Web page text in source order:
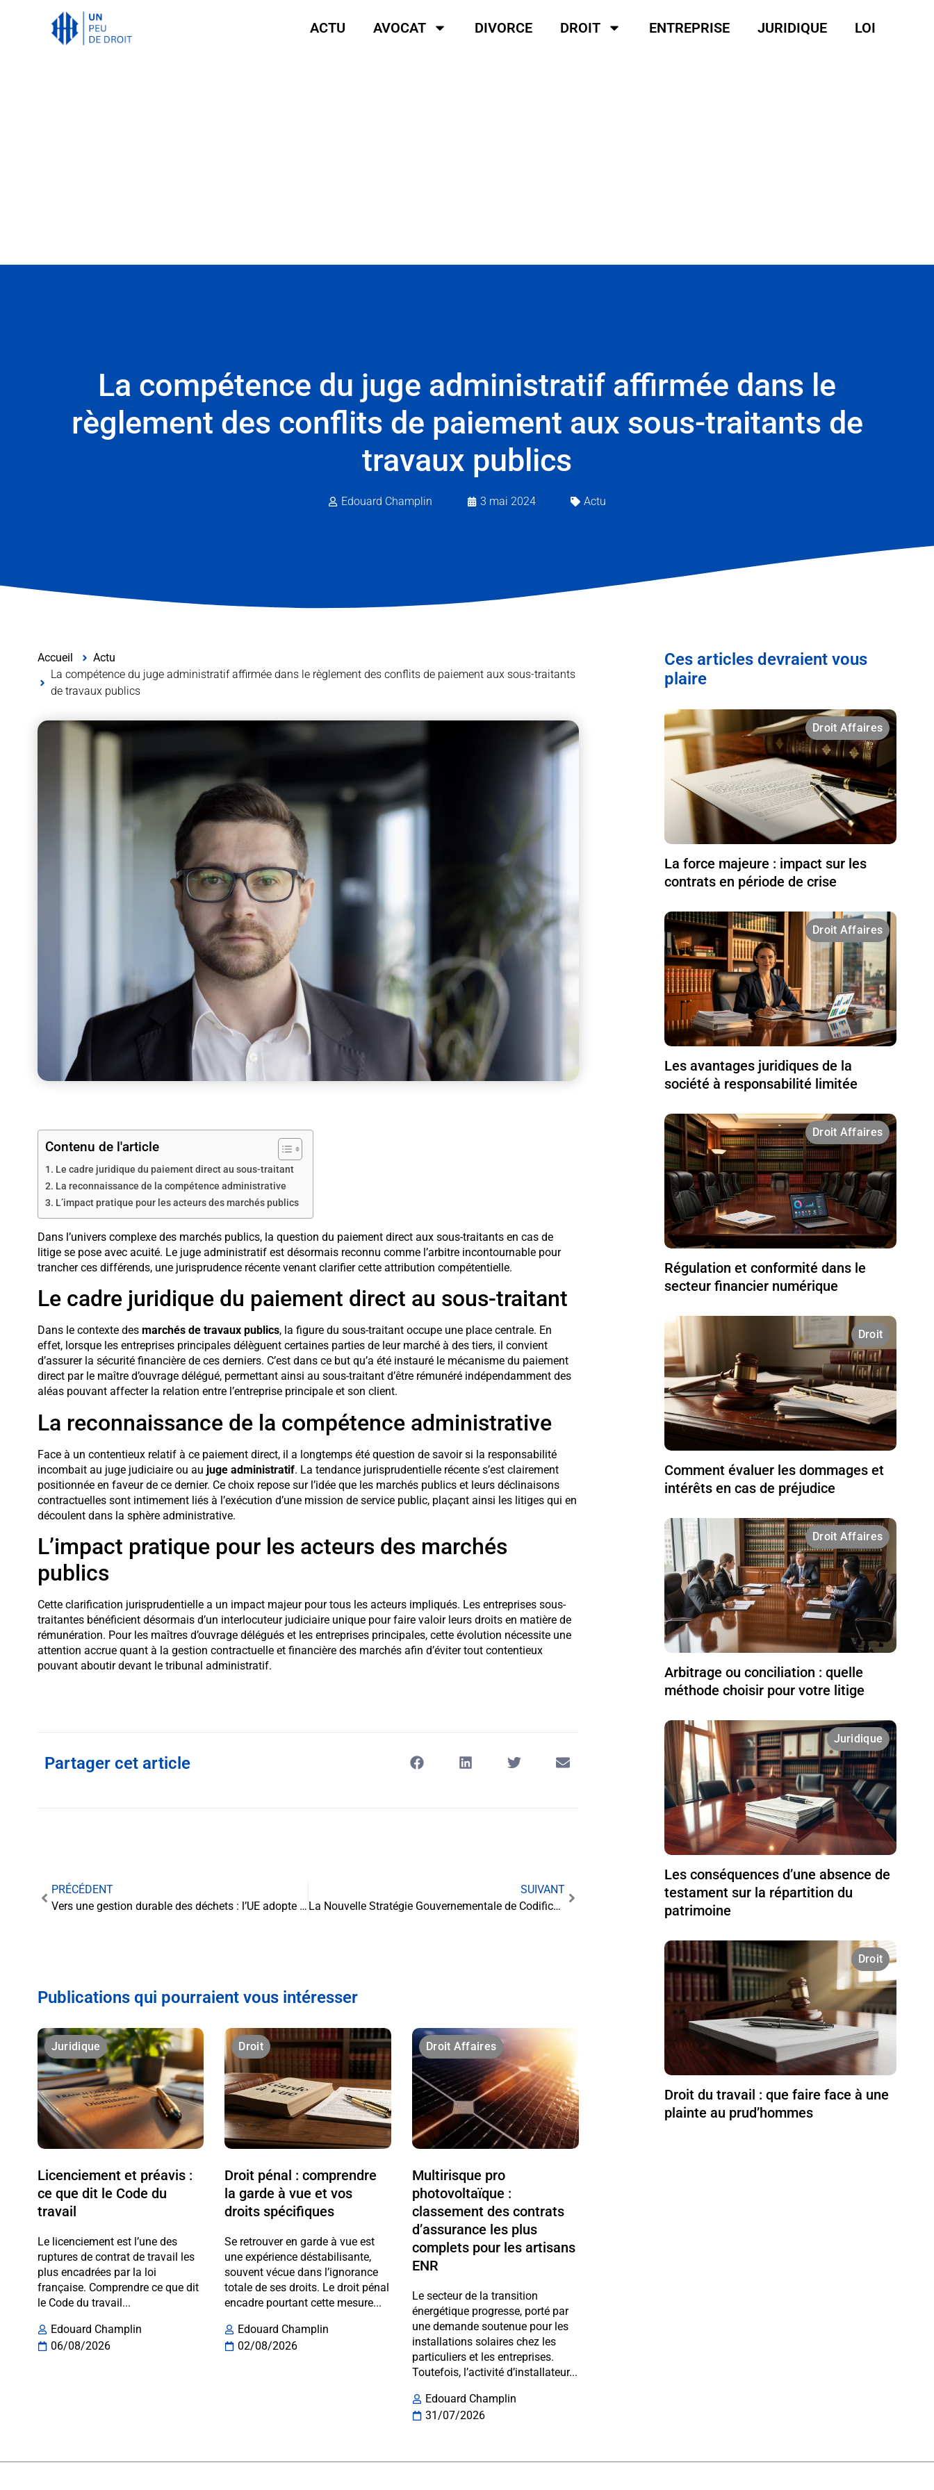
ACTU AVOCAT DIVORCE DROIT ENTREPRISE JURIDIQUE LOI
La compétence du juge administratif affirmée dans le
règlement des conflits de paiement aux sous-traitants de
travaux publics
Edouard Champlin 3 mai 2024 Actu
Accueil
Actu
La compétence du juge administratif affirmée dans le règlement des conflits de paiement aux sous-traitants
de travaux publics
Contenu de l'article
Le cadre juridique du paiement direct au sous-traitant
La reconnaissance de la compétence administrative
L’impact pratique pour les acteurs des marchés publics
Dans l’univers complexe des marchés publics, la question du paiement direct aux sous-traitants en cas de
litige se pose avec acuité. Le juge administratif est désormais reconnu comme l’arbitre incontournable pour
trancher ces différends, une jurisprudence récente venant clarifier cette attribution compétentielle.
Le cadre juridique du paiement direct au sous-traitant
Dans le contexte des marchés de travaux publics, la figure du sous-traitant occupe une place centrale. En
effet, lorsque les entreprises principales délèguent certaines parties de leur marché à des tiers, il convient
d’assurer la sécurité financière de ces derniers. C’est dans ce but qu’a été instauré le mécanisme du paiement
direct par le maître d’ouvrage délégué, permettant ainsi au sous-traitant d’être rémunéré indépendamment des
aléas pouvant affecter la relation entre l’entreprise principale et son client.
La reconnaissance de la compétence administrative
Face à un contentieux relatif à ce paiement direct, il a longtemps été question de savoir si la responsabilité
incombait au juge judiciaire ou au juge administratif. La tendance jurisprudentielle récente s’est clairement
positionnée en faveur de ce dernier. Ce choix repose sur l’idée que les marchés publics et leurs déclinaisons
contractuelles sont intimement liés à l’exécution d’une mission de service public, plaçant ainsi les litiges qui en
découlent dans la sphère administrative.
L’impact pratique pour les acteurs des marchés
publics
Cette clarification jurisprudentielle a un impact majeur pour tous les acteurs impliqués. Les entreprises sous-
traitantes bénéficient désormais d’un interlocuteur judiciaire unique pour faire valoir leurs droits en matière de
rémunération. Pour les maîtres d’ouvrage délégués et les entreprises principales, cette évolution nécessite une
attention accrue quant à la gestion contractuelle et financière des marchés afin d’éviter tout contentieux
pouvant aboutir devant le tribunal administratif.
Partager cet article
PRÉCÉDENT
Vers une gestion durable des déchets : l’UE adopte un règlement novateur
SUIVANT
La Nouvelle Stratégie Gouvernementale de Codification: Vers une Simplification du Droit
Publications qui pourraient vous intéresser
Juridique
Licenciement et préavis :
ce que dit le Code du
travail
Le licenciement est l’une des
ruptures de contrat de travail les
plus encadrées par la loi
française. Comprendre ce que dit
le Code du travail...
Edouard Champlin
06/08/2026
Droit
Droit pénal : comprendre
la garde à vue et vos
droits spécifiques
Se retrouver en garde à vue est
une expérience déstabilisante,
souvent vécue dans l’ignorance
totale de ses droits. Le droit pénal
encadre pourtant cette mesure...
Edouard Champlin
02/08/2026
Droit Affaires
Multirisque pro
photovoltaïque :
classement des contrats
d’assurance les plus
complets pour les artisans
ENR
Le secteur de la transition
énergétique progresse, porté par
une demande soutenue pour les
installations solaires chez les
particuliers et les entreprises.
Toutefois, l’activité d’installateur...
Edouard Champlin
31/07/2026
Ces articles devraient vous
plaire
Droit Affaires
La force majeure : impact sur les
contrats en période de crise
Droit Affaires
Les avantages juridiques de la
société à responsabilité limitée
Droit Affaires
Régulation et conformité dans le
secteur financier numérique
Droit
Comment évaluer les dommages et
intérêts en cas de préjudice
Droit Affaires
Arbitrage ou conciliation : quelle
méthode choisir pour votre litige
Juridique
Les conséquences d’une absence de
testament sur la répartition du
patrimoine
Droit
Droit du travail : que faire face à une
plainte au prud’hommes